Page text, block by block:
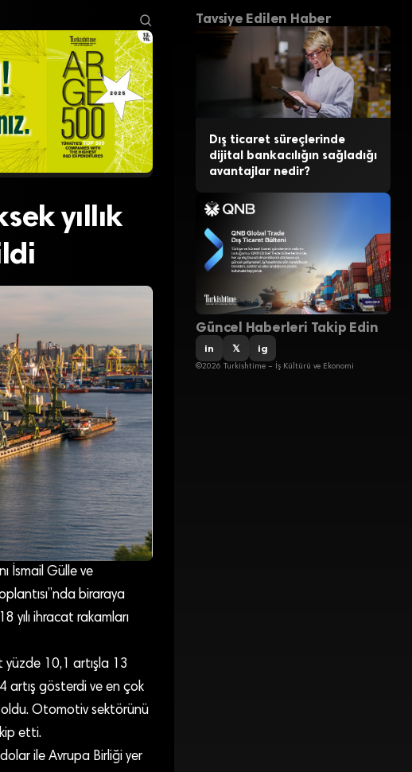
yıllık
İsmail Gülle ve
biraraya
yılı ihracat rakamları
yüzde 10,1 artışla 13
artış gösterdi ve en çok
Otomotiv sektörünü
etti.
ile Avrupa Birliği yer
Tavsiye Edilen Haber
Dış ticaret süreçlerinde
dijital bankacılığın sağladığı
avantajlar nedir?
Güncel Haberleri Takip Edin
in 𝕏 ig
©2026 Turkishtime – İş Kültürü ve Ekonomi